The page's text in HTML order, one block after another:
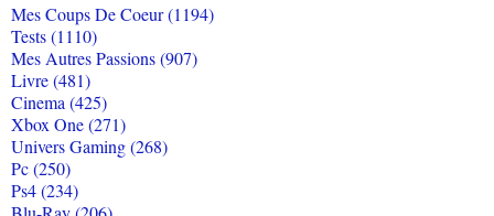
Mes Coups De Coeur (1194)
Tests (1110)
Mes Autres Passions (907)
Livre (481)
Cinema (425)
Xbox One (271)
Univers Gaming (268)
Pc (250)
Ps4 (234)